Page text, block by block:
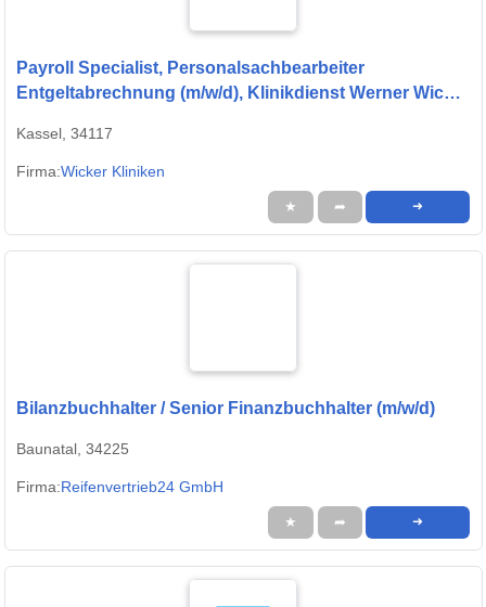
Payroll Specialist, Personalsachbearbeiter
Entgeltabrechnung (m/w/d), Klinikdienst Werner Wicker
Kassel, 34117
Firma:Wicker Kliniken
★ ➦ ➜
Bilanzbuchhalter / Senior Finanzbuchhalter (m/w/d)
Baunatal, 34225
Firma:Reifenvertrieb24 GmbH
★ ➦ ➜